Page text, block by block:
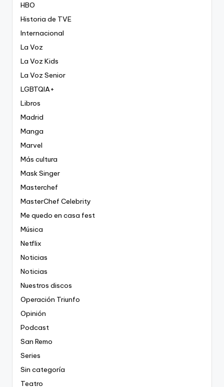
HBO
Historia de TVE
Internacional
La Voz
La Voz Kids
La Voz Senior
LGBTQIA+
Libros
Madrid
Manga
Marvel
Más cultura
Mask Singer
Masterchef
MasterChef Celebrity
Me quedo en casa fest
Música
Netflix
Noticias
Noticias
Nuestros discos
Operación Triunfo
Opinión
Podcast
San Remo
Series
Sin categoría
Teatro